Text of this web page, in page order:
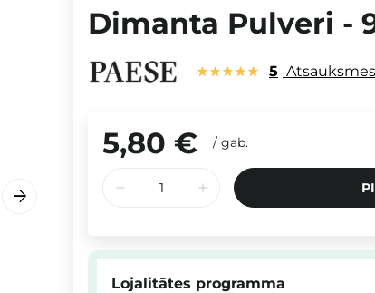
Dimanta Pulveri -
5 Atsauksmes
5,80 € / gab.
Lojalitātes programma